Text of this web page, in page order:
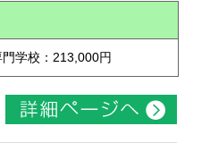
学校：213,000円